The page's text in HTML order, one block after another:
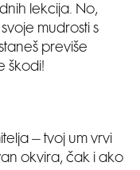
lekcija. No,
mudrosti s
previše
škodi!
– tvoj um vrvi
okvira, čak i ako